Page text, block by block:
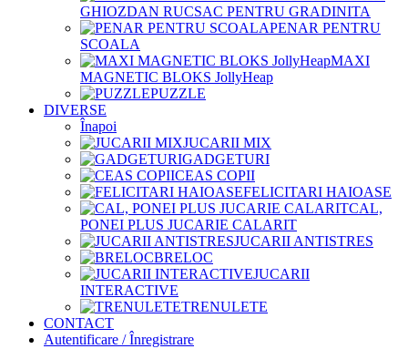
GHIOZDAN RUCSAC PENTRU GRADINITA
PENAR PENTRU
SCOALA
MAXI
MAGNETIC BLOKS JollyHeap
PUZZLE
DIVERSE
Înapoi
JUCARII MIX
GADGETURI
CEAS COPII
FELICITARI HAIOASE
CAL,
PONEI PLUS JUCARIE CALARIT
JUCARII ANTISTRES
BRELOC
JUCARII
INTERACTIVE
TRENULETE
CONTACT
Autentificare / Înregistrare